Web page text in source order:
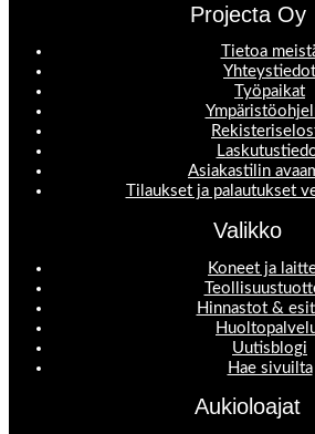
Projecta Oy
Tietoa
Yhteystiedot
Työpaikat
Asiakastilin
Tilaukset ja palautukset
Valikko
Koneet ja
Hinnastot &
Uutisblogi
Hae sivuilta
Aukioloajat